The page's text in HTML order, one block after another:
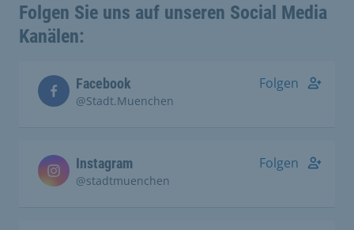
Folgen Sie uns auf unseren Social Media
Kanälen:
Facebook
@Stadt.Muenchen
Folgen
Instagram
@stadtmuenchen
Folgen